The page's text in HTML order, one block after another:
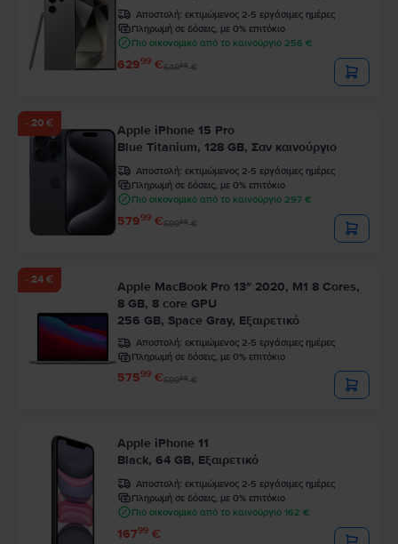
Αποστολή: εκτιμώμενος 2-5 εργάσιμες ημέρες
Πληρωμή σε δόσεις, με 0% επιτόκιο
Πιο οικονομικό από το καινούργιο 256 €
62999 €64999€
- 20 €
Apple iPhone 15 Pro
Blue Titanium, 128 GB, Σαν καινούργιο
Αποστολή: εκτιμώμενος 2-5 εργάσιμες ημέρες
Πληρωμή σε δόσεις, με 0% επιτόκιο
Πιο οικονομικό από το καινούργιο 297 €
57999 €59999€
- 24 €
Apple MacBook Pro 13″ 2020, M1 8 Cores,
8 GB, 8 core GPU
256 GB, Space Gray, Εξαιρετικό
Αποστολή: εκτιμώμενος 2-5 εργάσιμες ημέρες
Πληρωμή σε δόσεις, με 0% επιτόκιο
57599 €59999€
Apple iPhone 11
Black, 64 GB, Εξαιρετικό
Αποστολή: εκτιμώμενος 2-5 εργάσιμες ημέρες
Πληρωμή σε δόσεις, με 0% επιτόκιο
Πιο οικονομικό από το καινούργιο 162 €
16799 €